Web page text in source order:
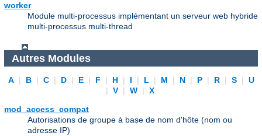
worker
Module multi-processus implémentant un serveur web hybride
multi-processus multi-thread
Autres Modules
A | B | C | D | E | F | H | I | L | M | N | P | R | S |
U
|
V | W |
X
mod_access_compat
Autorisations de groupe à base de nom d'hôte (nom ou
adresse IP)